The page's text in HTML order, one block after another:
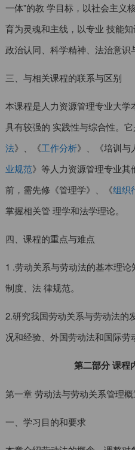
一体"的教 学目标，以社会主义
育为灵魂和主线，以专业 技能
政治认同、科学精神、法治意识
三、与相关课程的联系与区别
本课程是人力资源管理专业大学
具有较强的 实践性与综合性。
法》、《工作分析》、《培训与
业规范》等人力资源管理专业其
前，需先修《管理学》、《组织
掌握相关管 理学和法学理论。
四、课程的重点与难点
1 .劳动关系与劳动法的基本理
制度、法 律规范。
2.研究我国劳动关系与劳动法的
况和经验、外国劳动法和国际劳
第二部分 课程
第一章 劳动法与劳动关系管理概
一、学习目的和要求